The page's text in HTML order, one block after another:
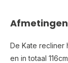
Afmetingen
De Kate recliner
en in totaal